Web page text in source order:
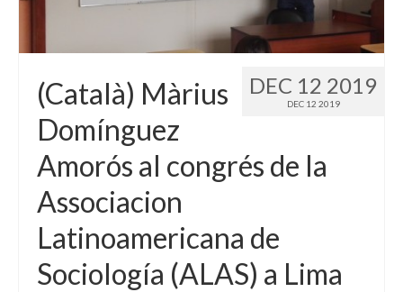
DEC 12 2019
DEC 12 2019
(Català) Màrius
Domínguez
Amorós al congrés de la
Associacion
Latinoamericana de
Sociología (ALAS) a Lima